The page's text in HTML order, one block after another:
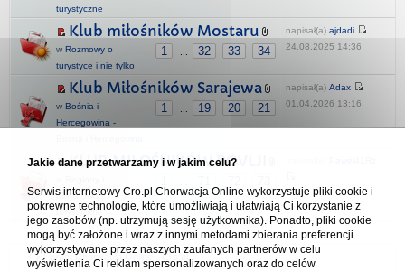
turystyczne
Klub miłośników Mostaru
1 32 33 34
w Rozmowy o
turystyce i nie tylko
napisał(a) ajdadi
24.08.2025 14:36
Klub Miłośników Sarajewa
1 19 20 21
w Bośnia i
Hercegowina -
napisał(a) Adax
01.04.2026 13:16
KLUB MIŁOŚNIKÓW POVLJI
miejscowości
turystyczne
03.06.2026 11:45
Forum Chorwacja Online - Cro.pl
Jakie dane przetwarzamy i w jakim celu?
Serwis internetowy Cro.pl Chorwacja Online wykorzystuje pliki cookie i
pokrewne technologie, które umożliwiają i ułatwiają Ci korzystanie z
jego zasobów (np. utrzymują sesję użytkownika). Ponadto, pliki cookie
mogą być założone i wraz z innymi metodami zbierania preferencji
wykorzystywane przez naszych zaufanych partnerów w celu
wyświetlenia Ci reklam spersonalizowanych oraz do celów